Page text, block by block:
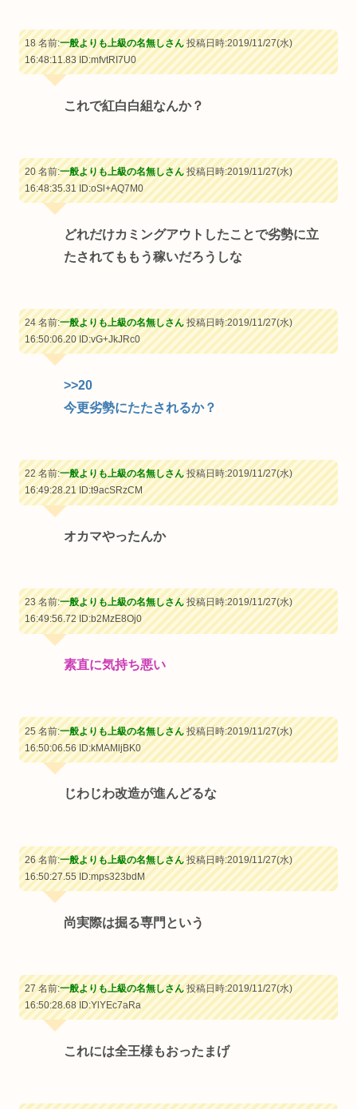
18 名前:一般よりも上級の名無しさん投稿日時:2019/11/27(水)
16:48:11.83ID:mfvtRI7U0
これで紅白白組なんか？
20 名前:一般よりも上級の名無しさん投稿日時:2019/11/27(水)
16:48:35.31ID:oSl+AQ7M0
どれだけカミングアウトしたことで劣勢に立
たされてももう稼いだろうしな
24 名前:一般よりも上級の名無しさん投稿日時:2019/11/27(水)
16:50:06.20ID:vG+JkJRc0
>>20
今更劣勢にたたされるか？
22 名前:一般よりも上級の名無しさん投稿日時:2019/11/27(水)
16:49:28.21ID:t9acSRzCM
オカマやったんか
23 名前:一般よりも上級の名無しさん投稿日時:2019/11/27(水)
16:49:56.72ID:b2MzE8Oj0
素直に気持ち悪い
25 名前:一般よりも上級の名無しさん投稿日時:2019/11/27(水)
16:50:06.56ID:kMAMljBK0
じわじわ改造が進んどるな
26 名前:一般よりも上級の名無しさん投稿日時:2019/11/27(水)
16:50:27.55ID:mps323bdM
尚実際は掘る専門という
27 名前:一般よりも上級の名無しさん投稿日時:2019/11/27(水)
16:50:28.68ID:YlYEc7aRa
これには全王様もおったまげ